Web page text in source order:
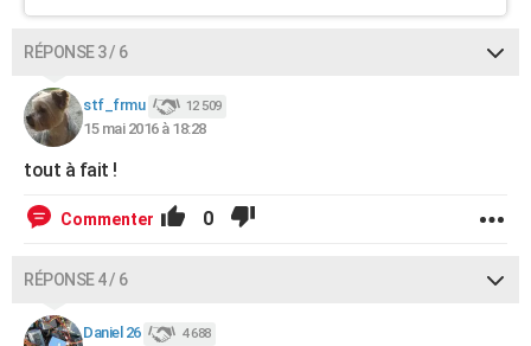
RÉPONSE 3 / 6
stf_frmu 12 509
15 mai 2016 à 18:28
tout à fait !
Commenter 0
RÉPONSE 4 / 6
Daniel 26 4 688